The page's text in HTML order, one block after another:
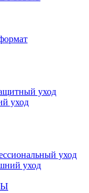
уход
уход
уход
уход